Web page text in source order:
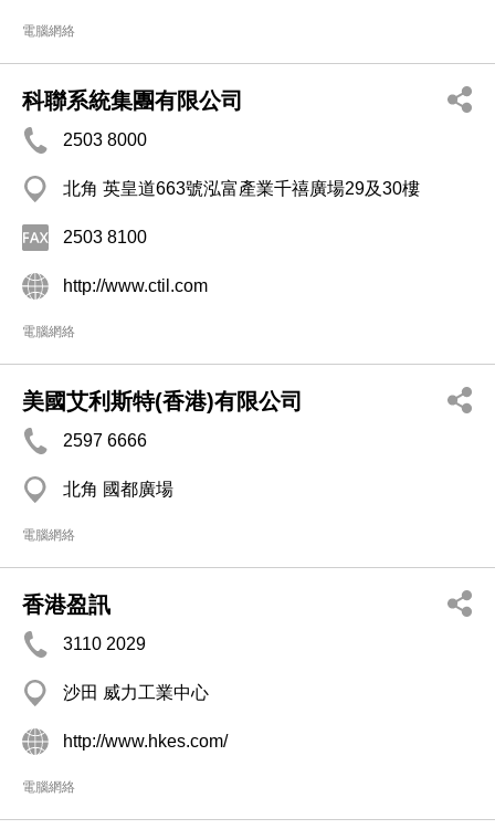
電腦網絡
科聯系統集團有限公司
2503 8000
北角 英皇道663號泓富產業千禧廣場29及30樓
2503 8100
http://www.ctil.com
電腦網絡
美國艾利斯特(香港)有限公司
2597 6666
北角 國都廣場
電腦網絡
香港盈訊
3110 2029
沙田 威力工業中心
http://www.hkes.com/
電腦網絡